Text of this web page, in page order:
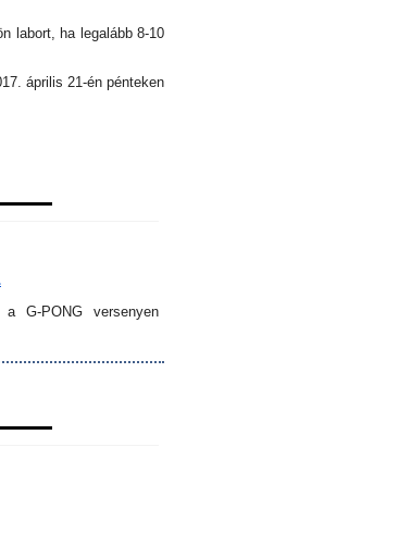
labort, ha legalább 8-10
április 21-én pénteken
G-PONG versenyen